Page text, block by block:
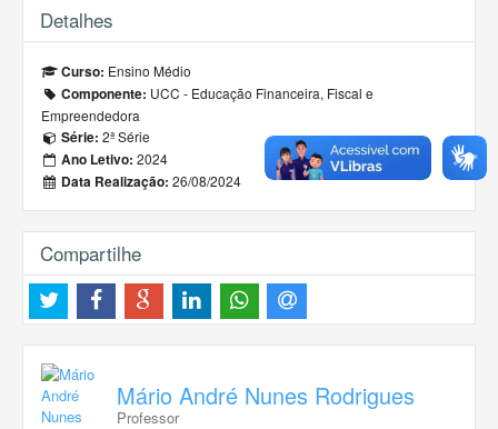
Detalhes
Curso: Ensino Médio
Componente: UCC - Educação Financeira, Fiscal e
Empreendedora
Série: 2ª Série
Ano Letivo: 2024
Data Realização: 26/08/2024
Compartilhe
Mário André Nunes Rodrigues
Professor